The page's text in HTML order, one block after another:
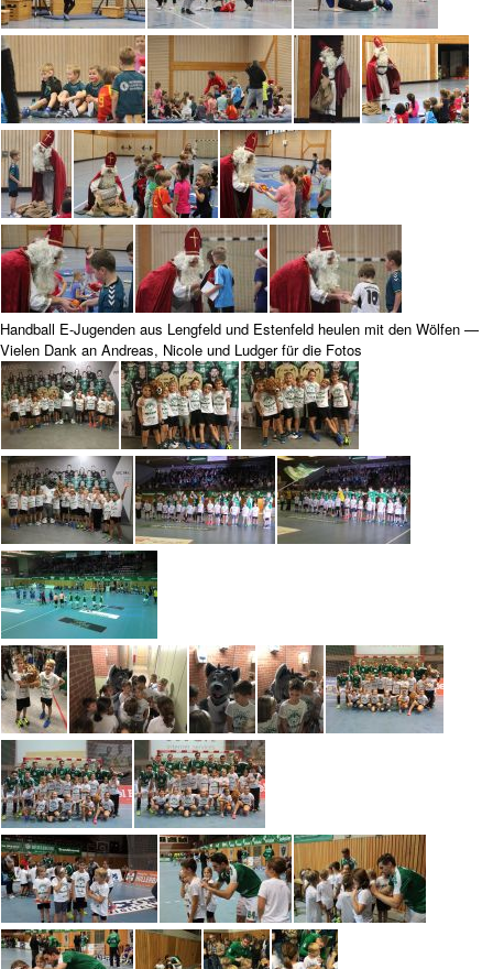
Handball E-Jugenden aus Lengfeld und Estenfeld heulen mit den Wölfen —
Vielen Dank an Andreas, Nicole und Ludger für die Fotos